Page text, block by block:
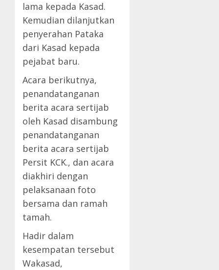
lama kepada Kasad.
Kemudian dilanjutkan
penyerahan Pataka
dari Kasad kepada
pejabat baru.
Acara berikutnya,
penandatanganan
berita acara sertijab
oleh Kasad disambung
penandatanganan
berita acara sertijab
Persit KCK., dan acara
diakhiri dengan
pelaksanaan foto
bersama dan ramah
tamah.
Hadir dalam
kesempatan tersebut
Wakasad,